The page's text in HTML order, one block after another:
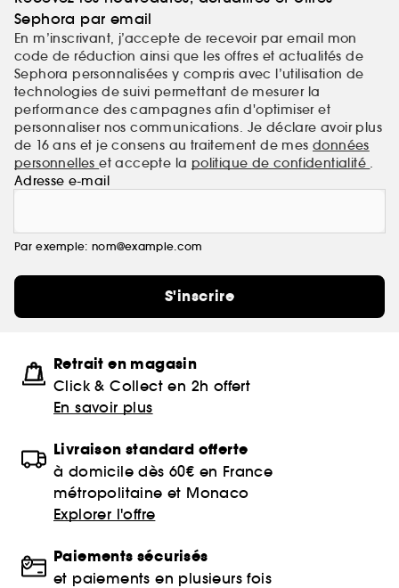
Sephora par email
En m’inscrivant, j’accepte de recevoir par email mon
code de réduction ainsi que les offres et actualités de
Sephora personnalisées y compris avec l’utilisation de
technologies de suivi permettant de mesurer la
performance des campagnes afin d'optimiser et
personnaliser nos communications. Je déclare avoir plus
de 16 ans et je consens au traitement de mes données
personnelleset accepte la politique de confidentialité .
Adresse e-mail
Par exemple: nom@example.com
S'inscrire
Retrait en magasin
Click & Collect en 2h offert
En savoir plus
Livraison standard offerte
à domicile dès 60€ en France
métropolitaine et Monaco
Explorer l'offre
Paiements sécurisés
et paiements en plusieurs fois